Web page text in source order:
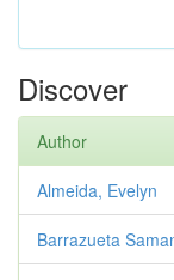
Discover
Author
Almeida, Evelyn
Barrazueta